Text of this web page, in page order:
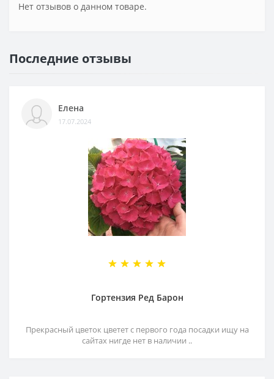
Нет отзывов о данном товаре.
Последние отзывы
Елена
17.07.2024
Гортензия Ред Барон
Прекрасный цветок цветет с первого года посадки ищу на
сайтах нигде нет в наличии ..